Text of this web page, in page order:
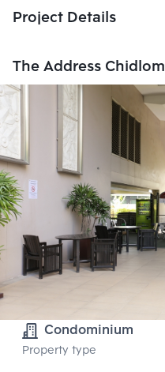
Project Details
The Address Chidlom
Condominium
Property type